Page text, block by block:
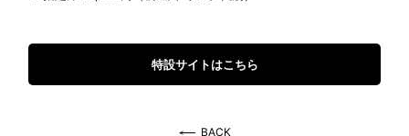
特設サイトはこちら
BACK